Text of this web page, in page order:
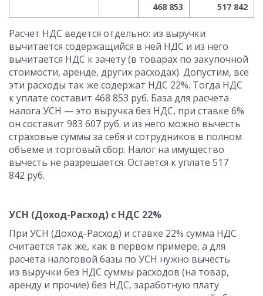
468 853
517 842
Расчет НДС ведется отдельно: из выручки
вычитается содержащийся в ней НДС и из него
вычитается НДС к зачету (в товарах по закупочной
стоимости, аренде, других расходах). Допустим, все
эти расходы так же содержат НДС 22%. Тогда НДС
к уплате составит 468 853 руб. База для расчета
налога УСН — это выручка без НДС, при ставке 6%
он составит 983 607 руб. и из него можно вычесть
страховые суммы за себя и сотрудников в полном
объеме и торговый сбор. Налог на имущество
вычесть не разрешается. Остается к уплате 517
842 руб.
УСН (Доход-Расход) с НДС 22%
При УСН (Доход-Расход) и ставке 22% сумма НДС
считается так же, как в первом примере, а для
расчета налоговой базы по УСН нужно вычесть
из выручки без НДС суммы расходов (на товар,
аренду и прочие) без НДС, заработную плату